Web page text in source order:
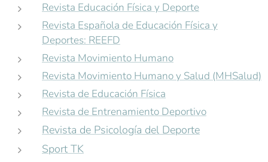
Revista Educación Física y Deporte
Revista Española de Educación Física y
Deportes: REEFD
Revista Movimiento Humano
Revista Movimiento Humano y Salud (MHSalud)
Revista de Educación Física
Revista de Entrenamiento Deportivo
Revista de Psicología del Deporte
Sport TK